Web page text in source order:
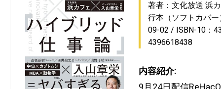
著者：文化放送 浜
行本（ソフトカバ
09-02
ISBN-10：
4396618438
内容紹介:
9月24日配信